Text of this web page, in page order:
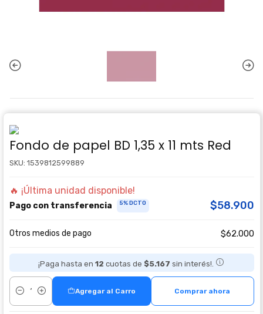
Fondo de papel BD 1,35 x 11 mts Red
SKU: 1539812599889
🔥 ¡Última unidad disponible!
Pago con transferencia 5% DCTO $58.900
Otros medios de pago $62.000
¡Paga hasta en 12 cuotas de $5.167 sin interés!.
Cantidad
Agregar al Carro Comprar ahora